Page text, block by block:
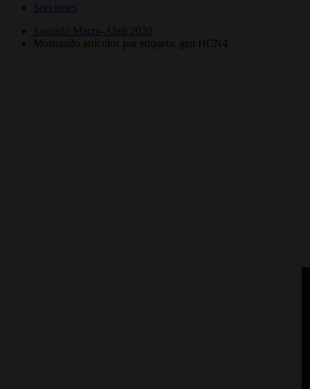
Secciones
Sumario Marzo-Abril 2020
Mostrando artículos por etiqueta: gen HCN4